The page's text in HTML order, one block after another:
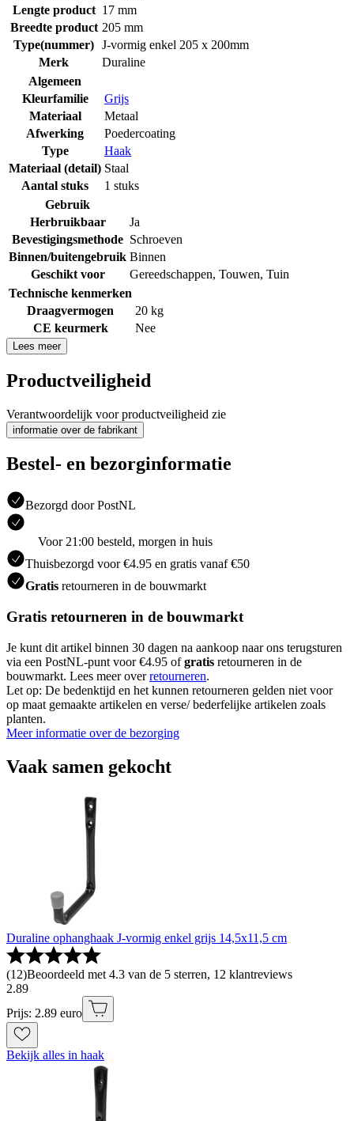
Lengte product 17 mm
Breedte product 205 mm
Type(nummer) J-vormig enkel 205 x 200mm
Merk
Duraline
Algemeen
Kleurfamilie
Grijs
Materiaal
Metaal
Afwerking
Poedercoating
Type
Haak
Materiaal (detail) Staal
Aantal stuks
1 stuks
Gebruik
Herbruikbaar
Ja
Bevestigingsmethode Schroeven
Binnen/buitengebruik Binnen
Geschikt voor
Gereedschappen, Touwen, Tuin
Technische kenmerken
Draagvermogen
20 kg
CE keurmerk
Nee
Lees meer
Productveiligheid
Verantwoordelijk voor productveiligheid zie
informatie over de fabrikant
Bestel- en bezorginformatie
Bezorgd door PostNL
Voor 21:00 besteld, morgen in huis
Thuisbezorgd voor €4.95 en gratis vanaf €50
Gratis retourneren in de bouwmarkt
Gratis retourneren in de bouwmarkt
Je kunt dit artikel binnen 30 dagen na aankoop naar ons terugsturen
via een PostNL-punt voor €4.95 ofgratis retourneren in de
bouwmarkt. Lees meer overretourneren.
Let op: De bedenktijd en het kunnen retourneren gelden niet voor
op maat gemaakte artikelen en verse/ bederfelijke artikelen zoals
planten.
Meer informatie over de bezorging
Vaak samen gekocht
Duraline ophanghaak J-vormig enkel grijs 14,5x11,5 cm
(12)Beoordeeld met 4.3 van de 5 sterren, 12 klantreviews
2.89
Prijs: 2.89 euro
Bekijk alles in haak